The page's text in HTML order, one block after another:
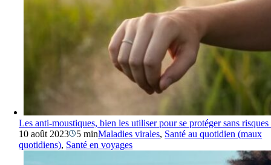
Les anti-moustiques, bien les utiliser pour se protéger sans
10 août 2023
5 minMaladies virales, Santé au quotidien (maux
quotidiens), Santé en voyages